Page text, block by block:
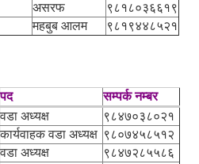
असरफ
९८१८०३६६१९
महबुब आलम ९८१९४४८५२१
पद
सम्पर्क नम्बर
वडा अध्यक्ष
९८४७०३८०२१
कार्यवाहक वडा अध्यक्ष ९८०७४५८५१२
वडा अध्यक्ष
९८४७२८५५८६